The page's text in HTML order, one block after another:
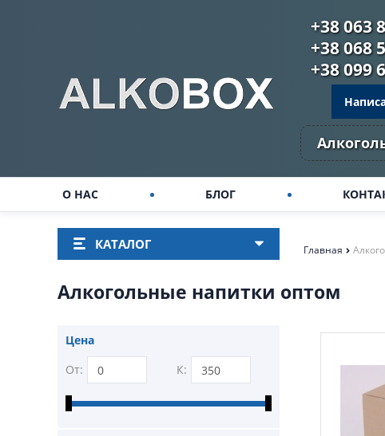
+38 063
+38 068
+38 099
О НАС БЛОГ
КАТАЛОГ Главная
Алкогольные напитки оптом
Цена
От:
К: